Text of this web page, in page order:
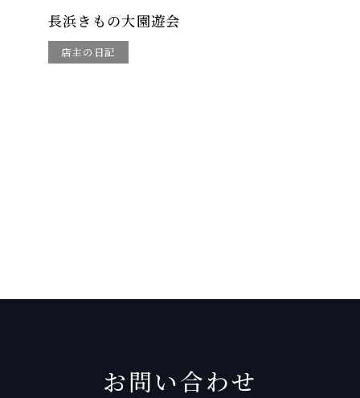
長浜きもの大園遊会
店主の日記
お問い合わせ